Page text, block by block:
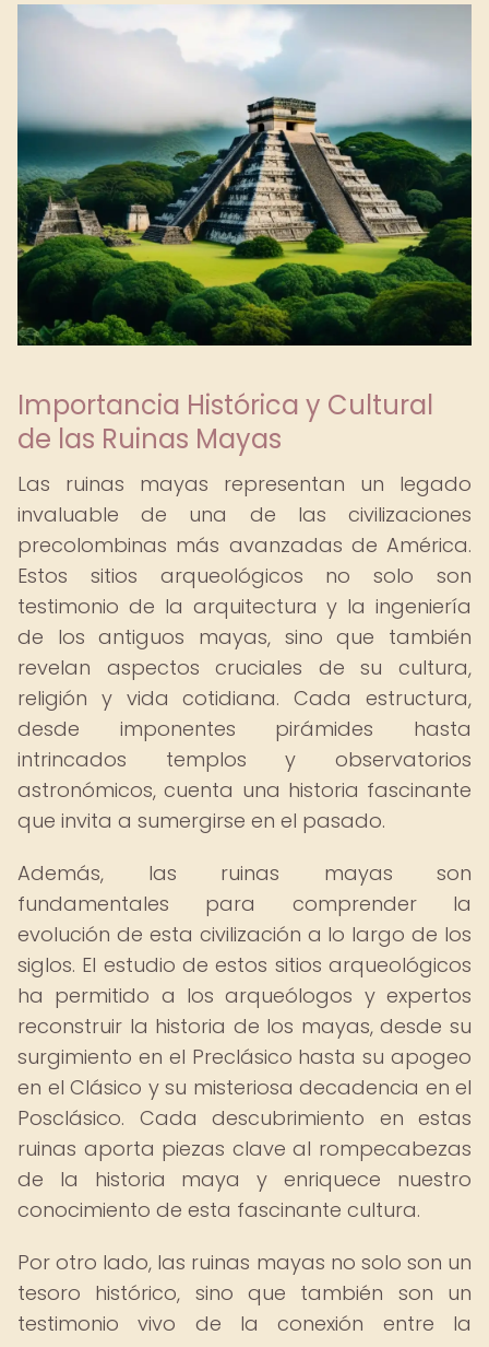
Importancia Histórica y Cultural
de las Ruinas Mayas
Las ruinas mayas representan un legado
invaluable de una de las civilizaciones
precolombinas más avanzadas de América.
Estos sitios arqueológicos no solo son
testimonio de la arquitectura y la ingeniería
de los antiguos mayas, sino que también
revelan aspectos cruciales de su cultura,
religión y vida cotidiana. Cada estructura,
desde imponentes pirámides hasta
intrincados templos y observatorios
astronómicos, cuenta una historia fascinante
que invita a sumergirse en el pasado.
Además, las ruinas mayas son
fundamentales para comprender la
evolución de esta civilización a lo largo de los
siglos. El estudio de estos sitios arqueológicos
ha permitido a los arqueólogos y expertos
reconstruir la historia de los mayas, desde su
surgimiento en el Preclásico hasta su apogeo
en el Clásico y su misteriosa decadencia en el
Posclásico. Cada descubrimiento en estas
ruinas aporta piezas clave al rompecabezas
de la historia maya y enriquece nuestro
conocimiento de esta fascinante cultura.
Por otro lado, las ruinas mayas no solo son un
tesoro histórico, sino que también son un
testimonio vivo de la conexión entre la